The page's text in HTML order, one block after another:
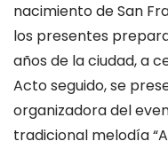
nacimiento de San
los presentes
años de la ciudad, a
Acto seguido, se
organizadora del
tradicional melodía